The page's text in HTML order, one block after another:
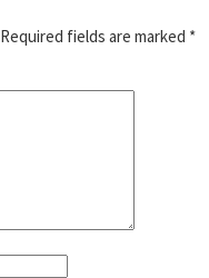
Required fields are marked *